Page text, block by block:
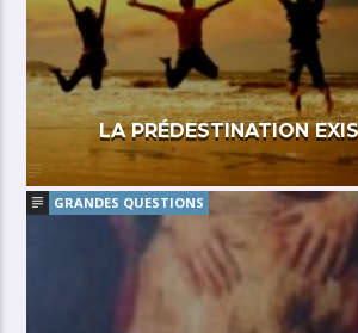
LA PRÉDESTINATION
GRANDES QUESTIONS